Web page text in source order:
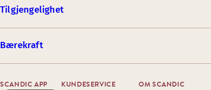
Tilgjengelighet
Bærekraft
SCANDIC APP KUNDESERVICE OM SCANDIC